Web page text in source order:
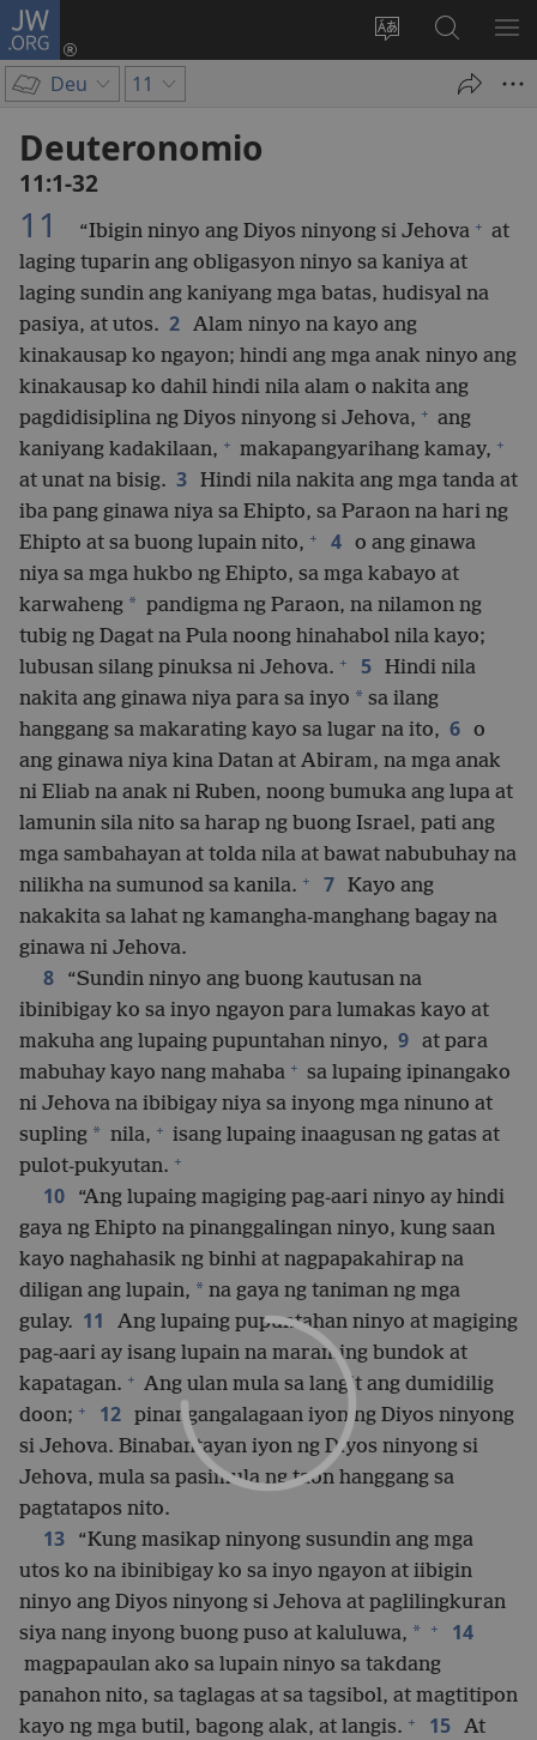
JW.ORG
Baguhin
Mag-
log
sa
JW.ORG
Deu 11
Deuteronomio
11:1-32
11 “Ibigin ninyo ang Diyos ninyong si Jehova + at
laging tuparin ang obligasyon ninyo sa kaniya at
laging sundin ang kaniyang mga batas, hudisyal na
pasiya, at utos. 2 Alam ninyo na kayo ang
kinakausap ko ngayon; hindi ang mga anak ninyo ang
kinakausap ko dahil hindi nila alam o nakita ang
pagdidisiplina ng Diyos ninyong si Jehova, + ang
kaniyang kadakilaan, + makapangyarihang kamay, +
at unat na bisig. 3 Hindi nila nakita ang mga tanda at
iba pang ginawa niya sa Ehipto, sa Paraon na hari ng
Ehipto at sa buong lupain nito, + 4 o ang ginawa
niya sa mga hukbo ng Ehipto, sa mga kabayo at
karwaheng * pandigma ng Paraon, na nilamon ng
tubig ng Dagat na Pula noong hinahabol nila kayo;
lubusan silang pinuksa ni Jehova. + 5 Hindi nila
nakita ang ginawa niya para sa inyo * sa ilang
hanggang sa makarating kayo sa lugar na ito, 6 o
ang ginawa niya kina Datan at Abiram, na mga anak
ni Eliab na anak ni Ruben, noong bumuka ang lupa at
lamunin sila nito sa harap ng buong Israel, pati ang
mga sambahayan at tolda nila at bawat nabubuhay na
nilikha na sumunod sa kanila. + 7 Kayo ang
nakakita sa lahat ng kamangha-manghang bagay na
ginawa ni Jehova.
8
“Sundin ninyo ang buong kautusan na
ibinibigay ko sa inyo ngayon para lumakas kayo at
makuha ang lupaing pupuntahan ninyo, 9 at para
mabuhay kayo nang mahaba + sa lupaing ipinangako
ni Jehova na ibibigay niya sa inyong mga ninuno at
supling * nila, + isang lupaing inaagusan ng gatas at
pulot-pukyutan. +
10
“Ang lupaing magiging pag-aari ninyo ay hindi
gaya ng Ehipto na pinanggalingan ninyo, kung saan
kayo naghahasik ng binhi at nagpapakahirap na
diligan ang lupain, * na gaya ng taniman ng mga
gulay. 11
Ang lupaing pupuntahan ninyo at magiging
pag-aari ay isang lupain na maraming bundok at
kapatagan. + Ang ulan mula sa langit ang dumidilig
doon; + 12 pinangangalagaan iyon ng Diyos ninyong
si Jehova. Binabantayan iyon ng Diyos ninyong si
Jehova, mula sa pasimula ng taon hanggang sa
pagtatapos nito.
13
“Kung masikap ninyong susundin ang mga
utos ko na ibinibigay ko sa inyo ngayon at iibigin
ninyo ang Diyos ninyong si Jehova at paglilingkuran
siya nang inyong buong puso at kaluluwa, * + 14
magpapaulan ako sa lupain ninyo sa takdang
panahon nito, sa taglagas at sa tagsibol, at magtitipon
kayo ng mga butil, bagong alak, at langis. + 15 At